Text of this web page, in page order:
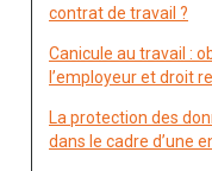
contrat de travail ?
Canicule au travail :
l’employeur et droit
La protection des
dans le cadre d’une